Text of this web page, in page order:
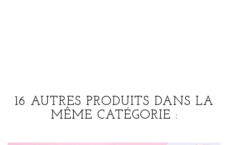
16 AUTRES PRODUITS DANS LA
MÊME CATÉGORIE :